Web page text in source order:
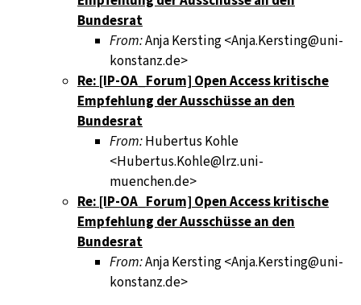
Bundesrat
From:Anja Kersting <Anja.Kersting@uni-
konstanz.de>
Re: [IP-OA_Forum] Open Access kritische
Empfehlung der Ausschüsse an den
Bundesrat
From:Hubertus Kohle
<Hubertus.Kohle@lrz.uni-
muenchen.de>
Re: [IP-OA_Forum] Open Access kritische
Empfehlung der Ausschüsse an den
Bundesrat
From:Anja Kersting <Anja.Kersting@uni-
konstanz.de>